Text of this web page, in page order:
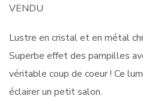
VENDU
Lustre en cristal et en métal
Superbe effet des pampilles
véritable coup de coeur ! Ce
éclairer un petit salon.